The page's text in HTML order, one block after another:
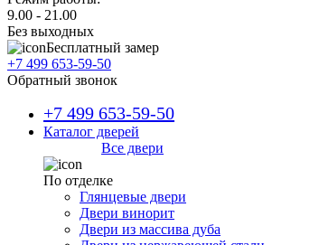
9.00 - 21.00
Без выходных
Бесплатный замер
+7 499 653-59-50
Обратный звонок
+7 499 653-59-50
Каталог дверей
Все двери
По отделке
Глянцевые двери
Двери винорит
Двери из массива дуба